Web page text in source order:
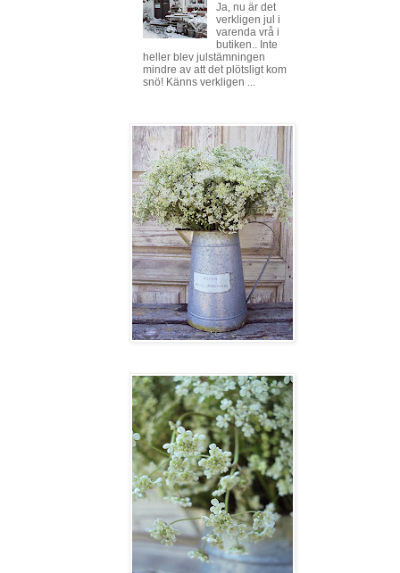
Ja, nu är det
verkligen jul i
varenda vrå i
butiken.. Inte
heller blev julstämningen
mindre av att det plötsligt kom
snö! Känns verkligen ...